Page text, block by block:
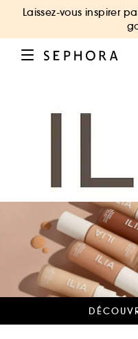
Laissez-vous inspirer